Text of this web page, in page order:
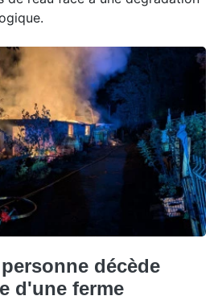
décède
d'une ferme